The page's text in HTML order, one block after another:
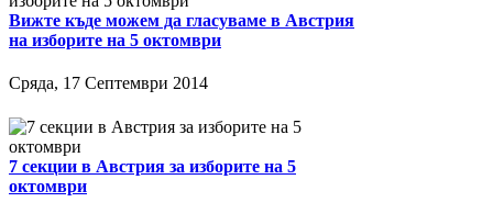
Вижте къде можем да гласуваме в Австрия
на изборите на 5 октомври
Сряда, 17 Септември 2014
7 секции в Австрия за изборите на 5
октомври